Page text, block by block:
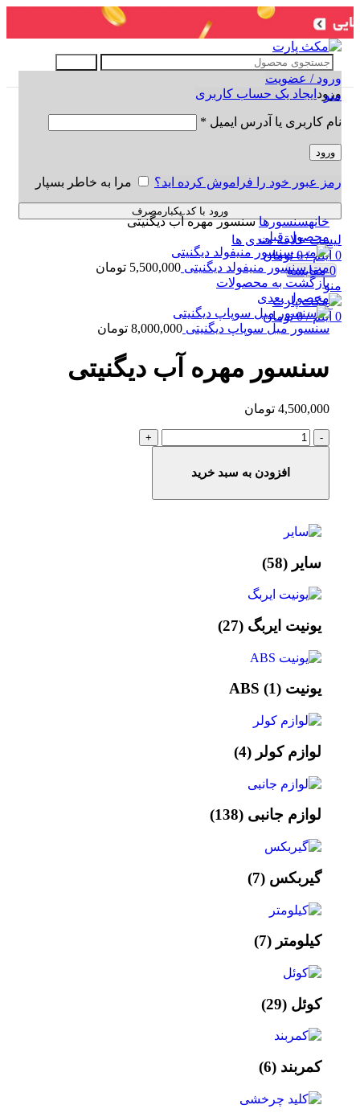
ورود / عضویت
ورود ایجاد یک حساب کاربری
نام کاربری یا آدرس ایمیل *
ورود
رمز عبور خود را فراموش کرده اید؟ مرا به خاطر بسپار
ورود با کد یکبارمصرف
لیست علاقه مندی ها
0 آیتم /
0 تومان
0 مقایسه
منو
0 آیتم /
0 تومان
منو
برای بزرگنمایی کلیک کنید
خانهسنسورهاسنسور مهره آب دیگنیتی
محصول قبلی
مپ سنسور منیفولد دیگنیتی 5,500,000 تومان
بازگشت به محصولات
محصول بعدی
سنسور میل سوپاپ دیگنیتی 8,000,000 تومان
سنسور مهره آب دیگنیتی
4,500,000 تومان
افزودن به سبد خرید
سایر (58)
یونیت ایربگ (27)
یونیت ABS (1)
لوازم کولر (4)
لوازم جانبی (138)
گیربکس (7)
کیلومتر (7)
کوئل (29)
کمربند (6)